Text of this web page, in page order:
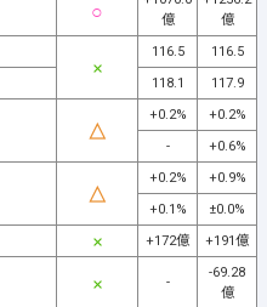
億
億
116.5
116.5
118.1 117.9
+0.2%
+0.2%
-
+0.6%
+0.2%
+0.9%
+0.1%
±0.0%
+172億 +191億
-
-69.28
億